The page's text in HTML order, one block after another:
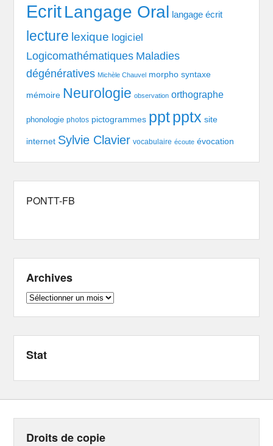
EcritLangage Oral langage écrit
lecture lexique logiciel
Logicomathématiques Maladies
dégénératives Michèle Chauvel morpho syntaxe
mémoire Neurologie observation orthographe
phonologie photos pictogrammes pptpptx site
internet Sylvie Clavier vocabulaire écoute évocation
PONTT-FB
Archives
Archives
Stat
Droits de copie